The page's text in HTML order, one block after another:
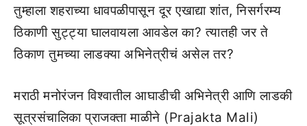
तुम्हाला शहराच्या धावपळीपासून दूर एखाद्या शांत, निसर्गरम्य
ठिकाणी सुट्ट्या घालवायला आवडेल का? त्यातही जर ते
ठिकाण तुमच्या लाडक्या अभिनेत्रीचं असेल तर?
मराठी मनोरंजन विश्वातील आघाडीची अभिनेत्री आणि लाडकी
सूत्रसंचालिका प्राजक्ता माळीने (Prajakta Mali)